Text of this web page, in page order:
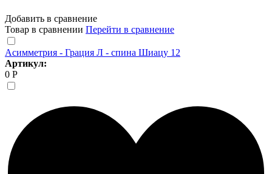
Добавить в сравнение
Товар в сравнении Перейти в сравнение
Асимметрия - Грация Л - спина Шиацу 12
Артикул:
0 Р